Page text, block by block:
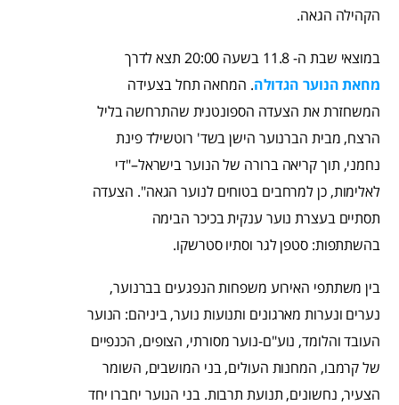
הקהילה הגאה.
במוצאי שבת ה- 11.8 בשעה 20:00 תצא לדרך
מחאת הנוער הגדולה. המחאה תחל בצעידה
המשחזרת את הצעדה הספונטנית שהתרחשה בליל
הרצח, מבית הברנוער הישן בשד' רוטשילד פינת
נחמני, תוך קריאה ברורה של הנוער בישראל–"די
לאלימות, כן למרחבים בטוחים לנוער הגאה". הצעדה
תסתיים בעצרת נוער ענקית בכיכר הבימה
בהשתתפות: סטפן לגר וסתיו סטרשקו.
בין משתתפי האירוע משפחות הנפגעים בברנוער,
נערים ונערות מארגונים ותנועות נוער, ביניהם: הנוער
העובד והלומד, נוע"ם-נוער מסורתי, הצופים, הכנפיים
של קרמבו, המחנות העולים, בני המושבים, השומר
הצעיר, נחשונים, תנועת תרבות. בני הנוער יחברו יחד